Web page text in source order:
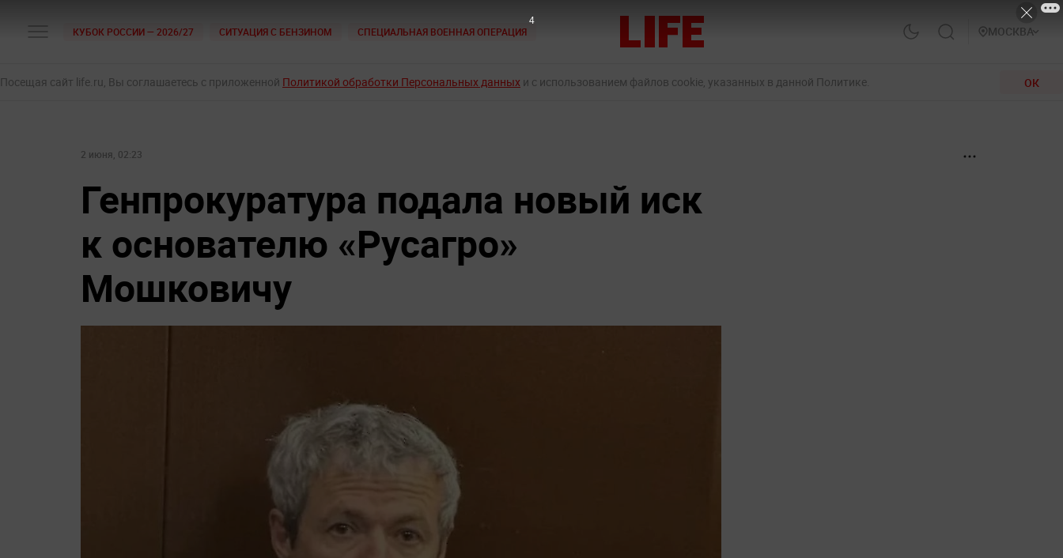
КУБОК РОССИИ — 2026/27 СИТУАЦИЯ С БЕНЗИНОМ СПЕЦИАЛЬНАЯ ВОЕННАЯ ОПЕРАЦИЯ МОСКВА
Посещая сайт life.ru, Вы соглашаетесь с приложенной Политикой обработки Персональных данных и с использованием файлов cookie, указанных в данной Политике. ОК
2 июня, 02:23
Генпрокуратура подала новый иск
к основателю «Русагро»
Мошковичу
3